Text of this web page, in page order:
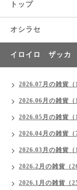
トップ
オシラセ
イロイロ ザッカ
2026.07月の雑貨（1
2026.06月の雑貨（
2026.05月の雑貨（
2026.04月の雑貨（7
2026.03月の雑貨（
2026.2月の雑貨（26
2026.1月の雑貨（25